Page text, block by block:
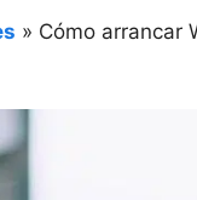
» Cómo arrancar